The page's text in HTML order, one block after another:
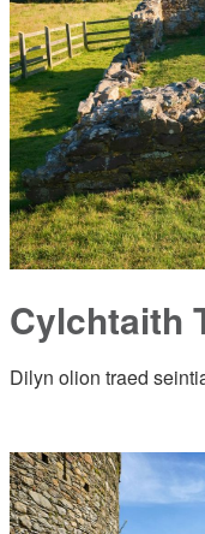
Cylchtaith
Dilyn olion traed